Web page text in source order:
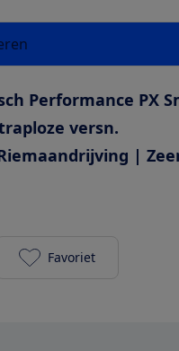
Performance PX
versn.
|
Flyer G2 Gotour
Favoriet